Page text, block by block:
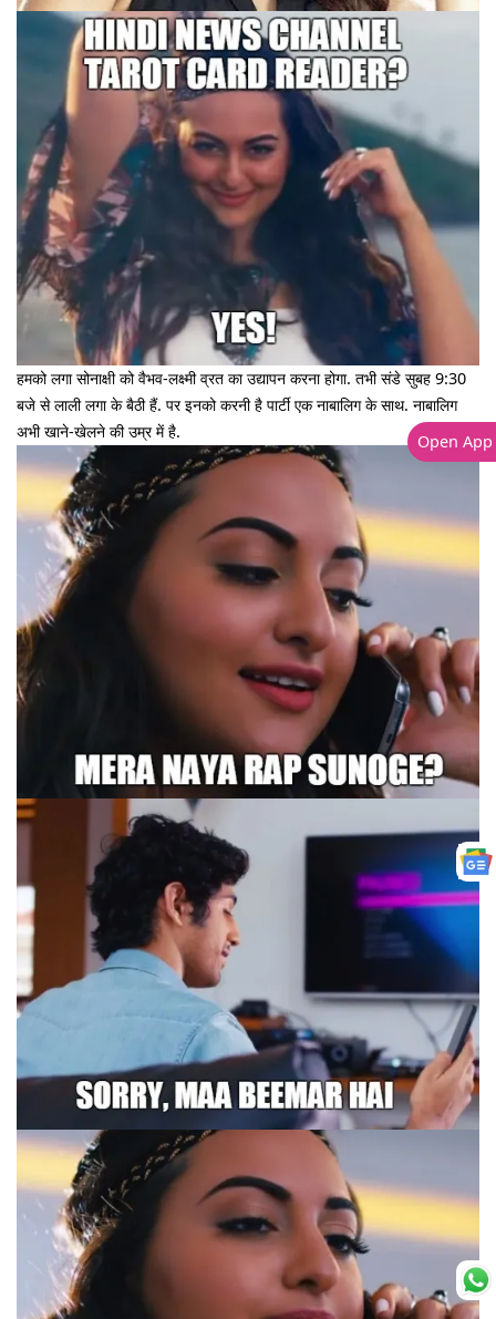
हमको लगा सोनाक्षी को वैभव-लक्ष्मी व्रत का उद्यापन करना होगा. तभी संडे सुबह 9:30
बजे से लाली लगा के बैठी हैं. पर इनको करनी है पार्टी एक नाबालिग के साथ. नाबालिग
अभी खाने-खेलने की उम्र में है.
Open App